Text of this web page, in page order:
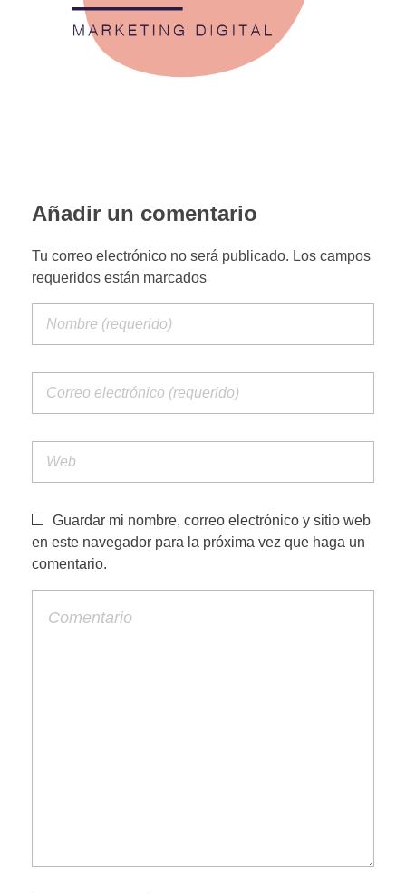
PORTFOLIO WEB
Añadir un comentario
Tu correo electrónico no será publicado. Los campos
requeridos están marcados
Guardar mi nombre, correo electrónico y sitio web
en este navegador para la próxima vez que haga un
comentario.